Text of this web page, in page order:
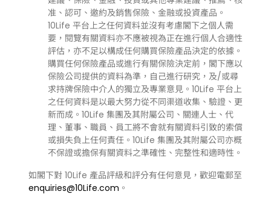
准、認可、邀約及銷售保險、金融或投資產品。
10Life 平台上之任何資料並沒有考慮閣下之個人需
要，閱覽有關資料亦不應被視為正在進行個人合適性
評估，亦不足以構成任何購買保險產品決定的依據。
購買任何保險產品或進行有關保險決定前，閣下應以
保險公司提供的資料為準，自己進行研究，及/或尋
求持牌保險中介人的獨立及專業意見。10Life 平台上
之任何資料是以最大努力從不同渠道收集、驗證、更
新而成。10Life 集團及其附屬公司、關連人士、代
理、董事、職員、員工將不會就有關資料引致的索償
或損失負上任何責任。10Life 集團及其附屬公司亦概
不保證或擔保有關資料之準確性、完整性和適時性。
如閣下對 10Life 產品評級和評分有任何意見，歡迎電郵至
enquiries@10Life.com 。